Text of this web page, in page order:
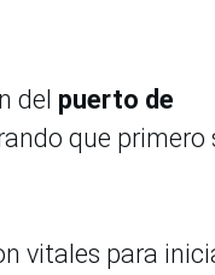
del puerto de
que primero
vitales para